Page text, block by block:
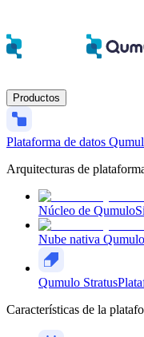
Productos
Plataforma de datos
Arquitecturas de
Núcleo de Qumulo
Nube nativa Qumulo
Qumulo Stratus
Características de la